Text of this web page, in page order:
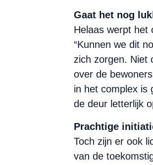
Gaat het nog
Helaas werpt het
“Kunnen we dit
zich zorgen. Niet
over de
in het complex is
de deur letterlijk
Prachtige
Toch zijn er ook
van de